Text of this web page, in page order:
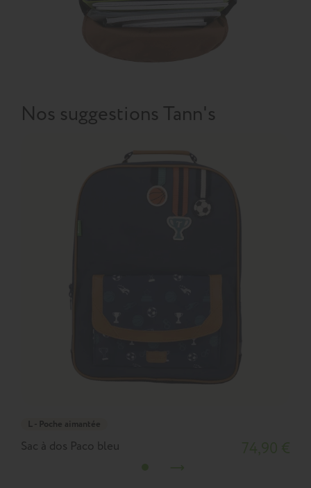
Nos suggestions Tann's
L - Poche aimantée
Sac à dos Paco bleu